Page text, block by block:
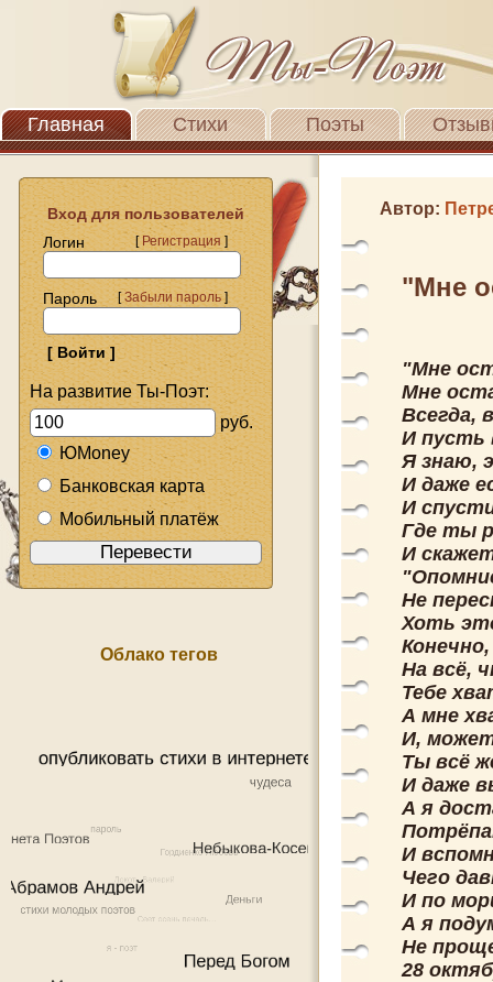
Главная Стихи Поэты
Вход для пользователей
Логин
[Регистрация]
Пароль [Забыли пароль]
На развитие Ты-Поэт:
руб.
ЮMoney
Банковская карта
Мобильный платёж
Облако тегов
Автор:
"Мне
"Мне
Мне
Всегда,
И пусть
Я знаю,
И даже
И
Где ты
И
Не
Хоть
На всё,
Тебе
А мне
И,
Ты всё
И даже
А я
И
Чего
И по
А я
Не
28